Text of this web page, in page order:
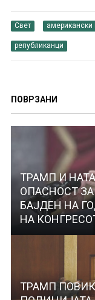
Свет американски
републиканци
ПОВРЗАНИ
ТРАМП И
ОПАСНОСТ
БАЈДЕН НА
НА
ТРАМП